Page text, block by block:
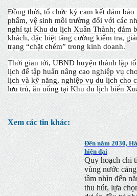
Đồng thời, tổ chức ký cam kết đảm bảo
phẩm, vệ sinh môi trường đối với các
nghỉ tại Khu du lịch Xuân Thành; đảm
khách, đặc biệt tăng cường kiểm tra,
trạng “chặt chém” trong kinh doanh.
Thời gian tới, UBND huyện thành lập
lịch để tập huấn nâng cao nghiệp vụ
lịch và kỹ năng, nghiệp vụ du lịch cho
lưu trú, ăn uống tại Khu du lịch biển
Xem các tin khác:
Đến năm 2030,
hiện đại
Quy hoạch chi
vùng nước
tầm nhìn đến
thu hút, lựa